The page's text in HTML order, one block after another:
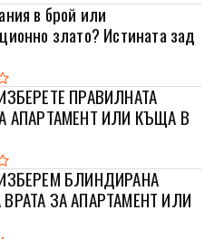
в брой или
злато? Истината зад
ПРАВИЛНАТА
АПАРТАМЕНТ ИЛИ КЪЩА В
БЛИНДИРАНА
ЗА АПАРТАМЕНТ ИЛИ